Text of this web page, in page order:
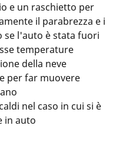
e un raschietto per
il parabrezza e i
se l'auto è stata fuori
temperature
della neve
per far muovere
nel caso in cui si è
in auto